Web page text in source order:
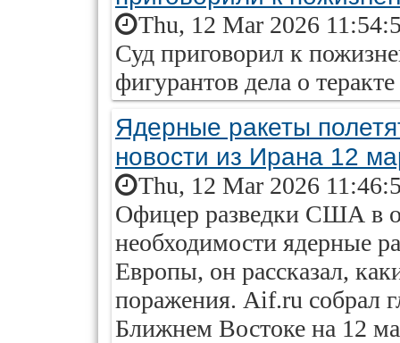
Thu, 12 Mar 2026
Суд приговорил к
фигурантов дела о
Ядерные ракеты
новости из Ирана 12
Thu, 12 Mar 2026
Офицер разведки США в
необходимости ядерные
Европы, он рассказал,
поражения. Aif.ru собрал
Ближнем Востоке на 12